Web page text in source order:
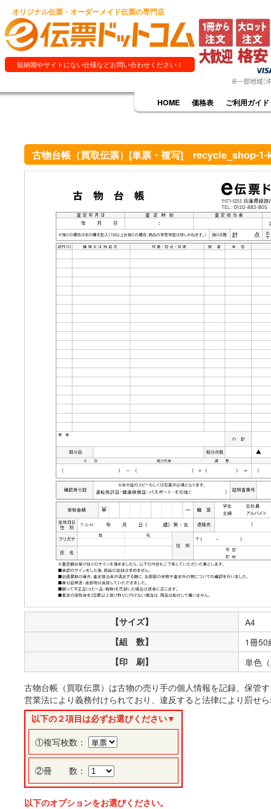
オリジナル伝票・オーダーメイド伝票の専門店
短納期やサイトにない仕様などお問い合わせください！
HOME 価格表 ご利用ガイド
古物台帳（買取伝票）[単票・複写] recycle_shop-1-
【サイズ】 A4
【組 数】 1冊50
【印 刷】 単色
古物台帳（買取伝票）は古物の売り手の個人情報を記録、保管
営業法により義務付けられており、違反すると法律により罰せ
以下の２項目は必ずお選びください▼
①複写枚数：
②冊 数：
以下のオプションをお選びください。